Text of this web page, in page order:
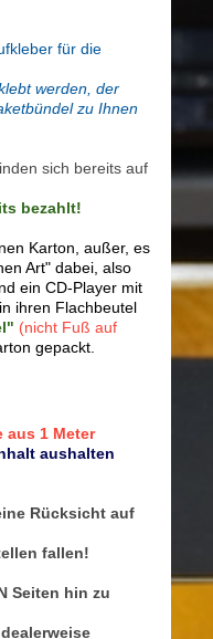
für die
werden, der
zu Ihnen
sich bereits auf
bezahlt!
Karton, außer, es
Art" dabei, also
ein CD-Player mit
ihren Flachbeutel
(nicht Fuß auf
gepackt.
aus 1 Meter
aushalten
Rücksicht auf
fallen!
Seiten hin zu